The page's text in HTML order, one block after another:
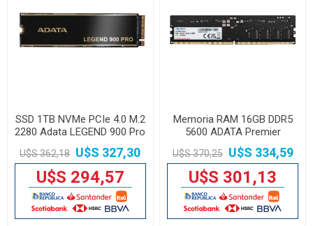
SSD 1TB NVMe PCIe 4.0 M.2
2280 Adata LEGEND 900 Pro
U$S 362,18 U$S 327,30
U$S 294,57
Memoria RAM 16GB DDR5
5600 ADATA Premier
U$S 370,25 U$S 334,59
U$S 301,13